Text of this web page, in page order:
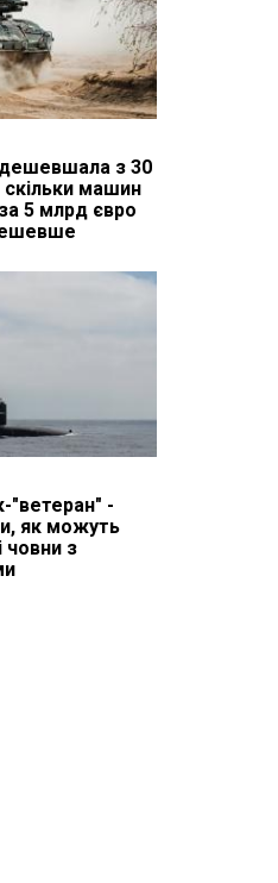
з 30
машин
5 млрд євро
"ветеран" -
як можуть
човни з